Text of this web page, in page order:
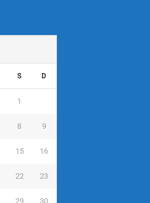
S D
1
8 9
15 16
22 23
29 30